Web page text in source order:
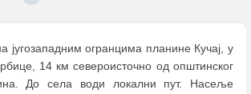
југозападним огранцима планине Кучај, у
14 км североисточно од општинског
До села води локални пут. Насеље